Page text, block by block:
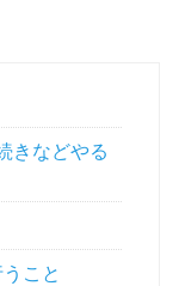
きなどやる
こと